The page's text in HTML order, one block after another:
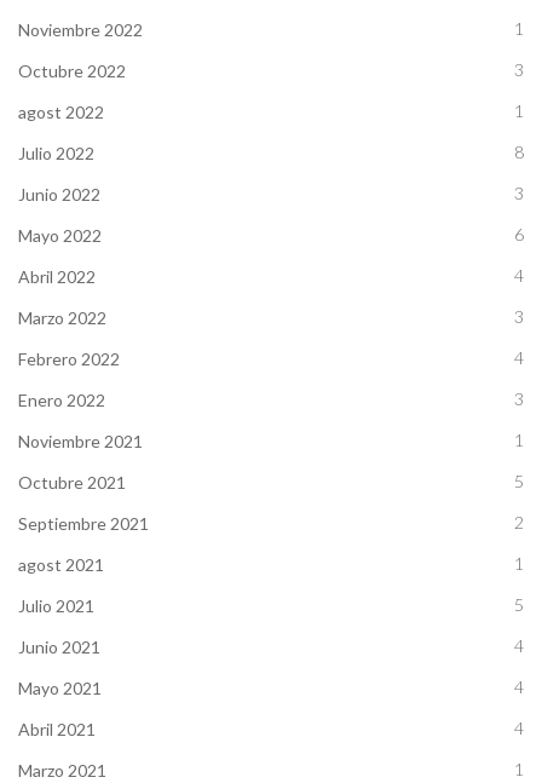
Noviembre 2022 1
Octubre 2022 3
agost 2022 1
Julio 2022 8
Junio 2022 3
Mayo 2022 6
Abril 2022 4
Marzo 2022 3
Febrero 2022 4
Enero 2022 3
Noviembre 2021 1
Octubre 2021 5
Septiembre 2021 2
agost 2021 1
Julio 2021 5
Junio 2021 4
Mayo 2021 4
Abril 2021 4
Marzo 2021 1